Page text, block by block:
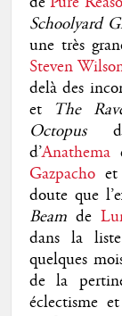
Schoolyard
une très
Steven
delà des
et The
Octopus
d’Anathema
Gazpachoet
doute que
Beamde
dans la
quelques
de la
éclectisme